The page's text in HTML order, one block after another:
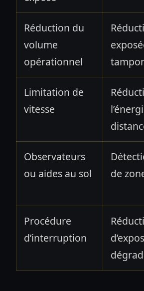
Réduction du
volume
opérationnel
Limitation de
vitesse
Observateurs
ou aides au sol
de
Procédure
d’interruption